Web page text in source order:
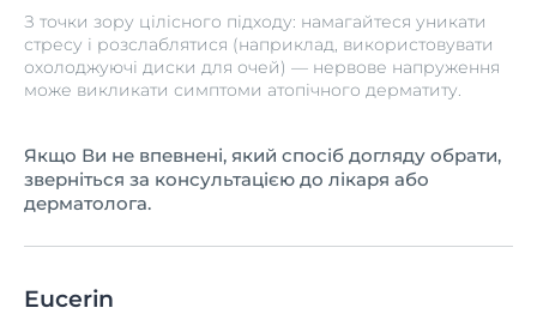
З точки зору цілісного підходу: намагайтеся уникати
стресу і розслаблятися (наприклад, використовувати
охолоджуючі диски для очей) — нервове напруження
може викликати симптоми атопічного дерматиту.
Якщо Ви не впевнені, який спосіб догляду обрати,
зверніться за консультацією до лікаря або
дерматолога.
Eucerin